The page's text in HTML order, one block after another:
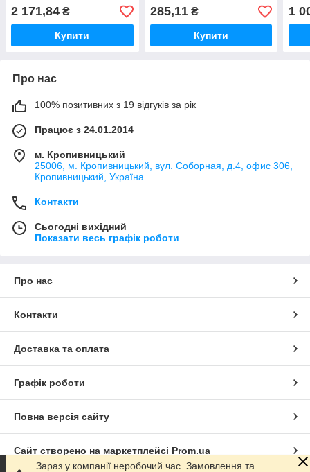
2 171,84 ₴
Купити
285,11₴
Купити
1
Про нас
100% позитивних з 19 відгуків за рік
Працює з 24.01.2014
м. Кропивницький
25006, м. Кропивницький, вул. Соборная, д.4, офис 306,
Кропивницький, Україна
Контакти
Сьогодні вихідний
Показати весь графік роботи
Про нас
Контакти
Доставка та оплата
Графік роботи
Повна версія сайту
Сайт створено на маркетплейсі Prom.ua
Зараз у компанії неробочий час. Замовлення та